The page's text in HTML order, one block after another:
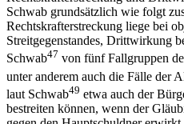
Schwab grundsätzlich wie folgt
Rechtskrafterstreckung liege bei
Streitgegenstandes, Drittwirkung
Schwab47 von fünf Fallgruppen
unter anderem auch die Fälle der
laut Schwab49 etwa auch der
bestreiten können, wenn der